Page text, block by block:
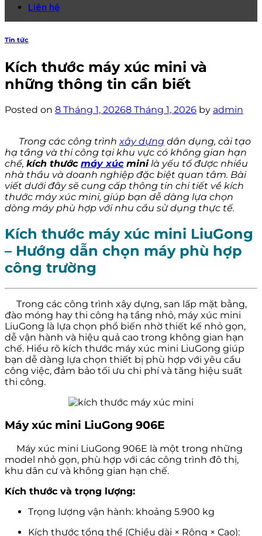
Liên hệ
Tin tức
Kích thước máy xúc mini và
những thông tin cần biết
Posted on 8 Tháng 1, 20268 Tháng 1, 2026 by admin
Trong các công trìnhxây dựng dân dụng, cải tạo
hạ tầng và thi công tại khu vực có không gian hạn
chế, kích thước máy xúcminilà yếu tố được nhiều
nhà thầu và doanh nghiệp đặc biệt quan tâm. Bài
viết dưới đây sẽ cung cấp thông tin chi tiết về kích
thước máy xúc mini, giúp bạn dễ dàng lựa chọn
dòng máy phù hợp với nhu cầu sử dụng thực tế.
Kích thước máy xúc mini LiuGong
– Hướng dẫn chọn máy phù hợp
công trường
Trong các công trình xây dựng, san lấp mặt bằng,
đào móng hay thi công hạ tầng nhỏ, máy xúc mini
LiuGong là lựa chọn phổ biến nhờ thiết kế nhỏ gọn,
dễ vận hành và hiệu quả cao trong không gian hạn
chế. Hiểu rõ kích thước máy xúc mini LiuGong giúp
bạn dễ dàng lựa chọn thiết bị phù hợp với yêu cầu
công việc, đảm bảo tối ưu chi phí và tăng hiệu suất
thi công.
Máy xúc mini LiuGong 906E
Máy xúc mini LiuGong 906E là một trong những
model nhỏ gọn, phù hợp với các công trình đô thị,
khu dân cư và không gian hạn chế.
Kích thước và trọng lượng:
Trọng lượng vận hành: khoảng 5.900 kg
Kích thước tổng thể (Chiều dài × Rộng × Cao):